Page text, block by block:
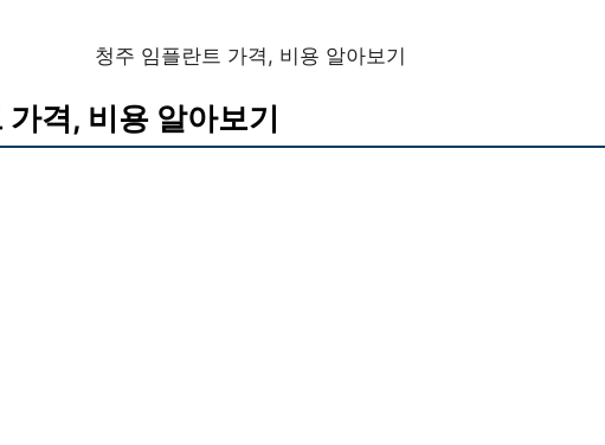
청주 임플란트 가격, 비용 알아보기
격, 비용 알아보기